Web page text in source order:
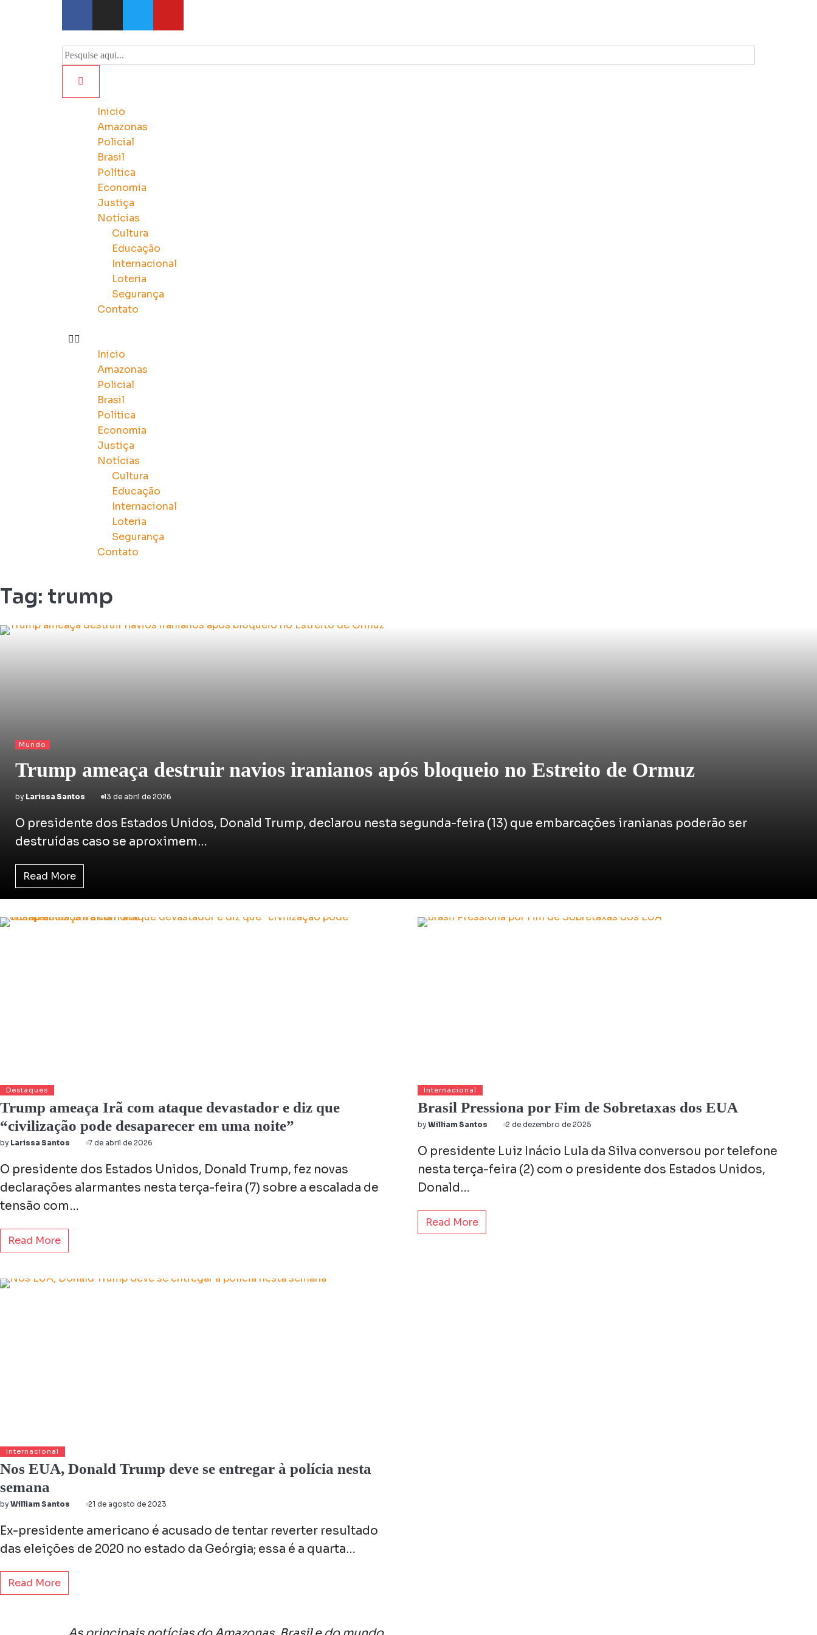
Inicio
Amazonas
Policial
Brasil
Política
Economia
Justiça
Notícias
Cultura
Educação
Internacional
Loteria
Segurança
Contato
Inicio
Amazonas
Policial
Brasil
Política
Economia
Justiça
Notícias
Cultura
Educação
Internacional
Loteria
Segurança
Contato
Tag: trump
Mundo
Trump ameaça destruir navios iranianos após bloqueio no Estreito de Ormuz
by Larissa Santos 13 de abril de 2026
O presidente dos Estados Unidos, Donald Trump, declarou nesta segunda-feira (13) que embarcações iranianas poderão ser
destruídas caso se aproximem…
Read More
Destaques
Trump ameaça Irã com ataque devastador e diz que
“civilização pode desaparecer em uma noite”
by Larissa Santos 7 de abril de 2026
O presidente dos Estados Unidos, Donald Trump, fez novas
declarações alarmantes nesta terça-feira (7) sobre a escalada de
tensão com…
Read More
Internacional
Brasil Pressiona por Fim de Sobretaxas dos EUA
by William Santos 2 de dezembro de 2025
O presidente Luiz Inácio Lula da Silva conversou por telefone
nesta terça-feira (2) com o presidente dos Estados Unidos,
Donald…
Read More
Internacional
Nos EUA, Donald Trump deve se entregar à polícia nesta
semana
by William Santos 21 de agosto de 2023
Ex-presidente americano é acusado de tentar reverter resultado
das eleições de 2020 no estado da Geórgia; essa é a quarta…
Read More